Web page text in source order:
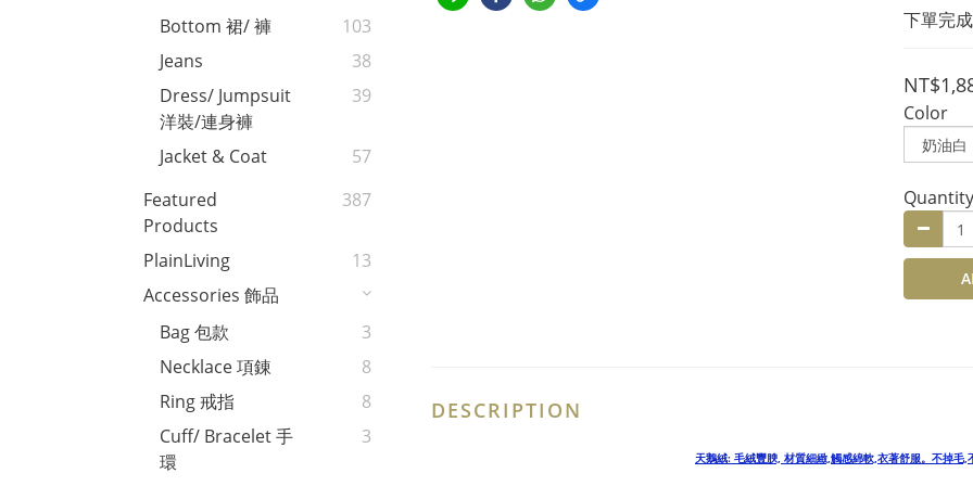
Bottom 裙/ 褲
103
Jeans
38
Dress/ Jumpsuit
洋裝/連身褲
39
Jacket & Coat
57
Featured
Products
387
PlainLiving
13
Accessories 飾品
Bag 包款
3
Necklace 項錬
8
Ring 戒指
8
Cuff/ Bracelet 手
環
3
下單完
Color
Quantity
DESCRIPTION
天鵝絨: 毛絨豐腴, 材質細緻,觸感綿軟,衣著舒服。不掉毛,